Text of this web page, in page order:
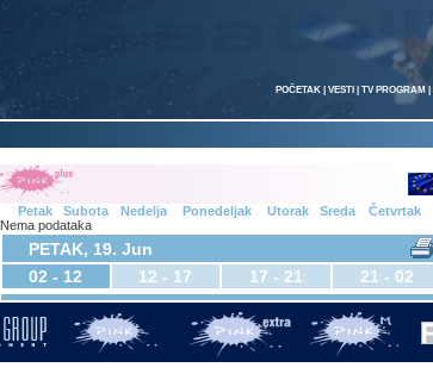
POČETAK| VESTI TV PROGRAM
Petak Subota Nedelja Ponedeljak Utorak Sreda
Četvrtak
Nema podataka
PETAK, 19. Jun
02 - 12
12 - 17 17 - 21 21 - 02